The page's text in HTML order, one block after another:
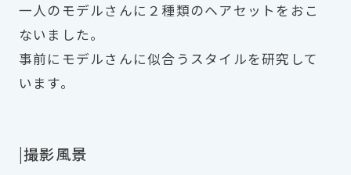
一人のモデルさんに２種類のヘアセットをおこ
ないました。
事前にモデルさんに似合うスタイルを研究して
います。
|撮影風景